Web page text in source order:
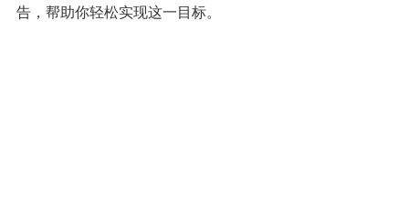
告，帮助你轻松实现这一目标。